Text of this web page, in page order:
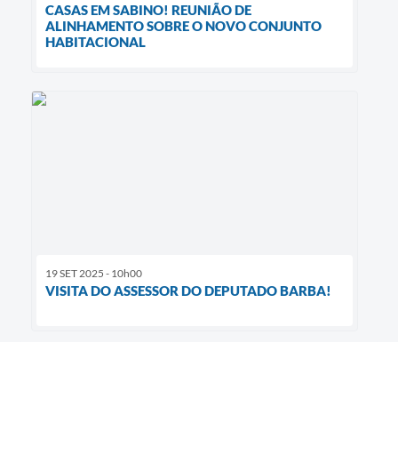
CASAS EM SABINO! REUNIÃO DE
ALINHAMENTO SOBRE O NOVO CONJUNTO
HABITACIONAL
19 SET 2025 - 10h00
VISITA DO ASSESSOR DO DEPUTADO BARBA!